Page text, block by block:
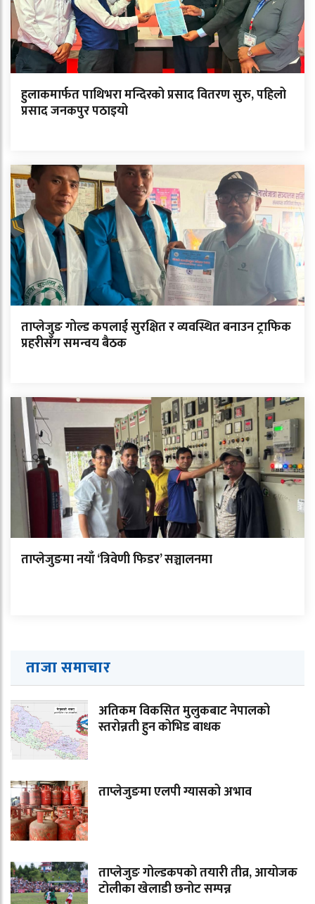
हुलाकमार्फत पाथिभरा मन्दिरको प्रसाद वितरण सुरु, पहिलो
प्रसाद जनकपुर पठाइयो
ताप्लेजुङ गोल्ड कपलाई सुरक्षित र व्यवस्थित बनाउन ट्राफिक
प्रहरीसँग समन्वय बैठक
ताप्लेजुङमा नयाँ ‘त्रिवेणी फिडर’ सञ्चालनमा
ताजा समाचार
अतिकम विकसित मुलुकबाट नेपालको
स्तरोन्नती हुन कोभिड बाधक
ताप्लेजुङमा एलपी ग्यासको अभाव
ताप्लेजुङ गोल्डकपको तयारी तीव्र, आयोजक
टोलीका खेलाडी छनोट सम्पन्न